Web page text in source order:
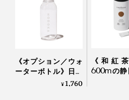
写真は旧パッケージです
別売りの「 茶筅マドラー 」なら
ラスやマグカップで抹茶をた
れて重宝します。
カレーやパスタなど、食文化は
るものだけど、日本の茶葉を
は、なんだかもどかしい。
《オプション／ウォ
ーターボトル》日本
茶パウダーと水を入
¥1,760
《和紅
600mの静
茶畑で育